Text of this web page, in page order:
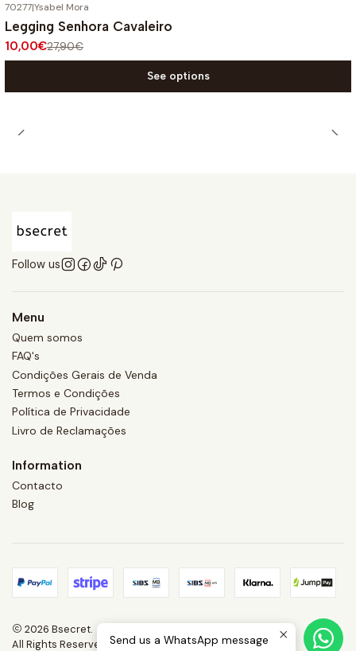
-64%
70277|Ysabel Mora
Legging Senhora Cavaleiro
10,00€27,90€
See options
Follow us
Menu
Quem somos
FAQ's
Condições Gerais de Venda
Termos e Condições
Política de Privacidade
Livro de Reclamações
Information
Contacto
Blog
2026 Bsecret.
All Rights Reserved.Powered by Jumpseller
Send us a WhatsApp message